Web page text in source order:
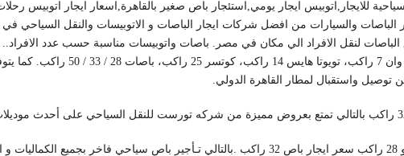
للايجار,اتوبيس ايجار يومي, استئجار باص صغير بالقاهرة,اسعار ايجار اتوبيس
والسيارات من افضل شركات ايجار الباصات و الاتوبيسات والنقل السياحي
الباصات لنقل الافراد الي مكان في مصر. باصات واتوبيسات مناسبة حسب عدد الافراد..
يتوفر لدينا
توصيل واستقبال لمطار القاهرة الدولي.